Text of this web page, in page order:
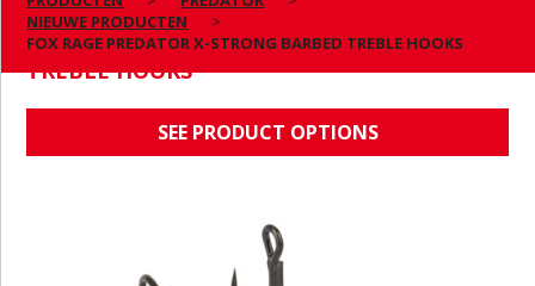
NIEUWE PRODUCTEN
FOX RAGE PREDATOR X-STRONG BARBED TREBLE HOOKS
FOX RAGE PREDATOR X-STRONG BARBED
TREBLE HOOKS
SEE PRODUCT OPTIONS